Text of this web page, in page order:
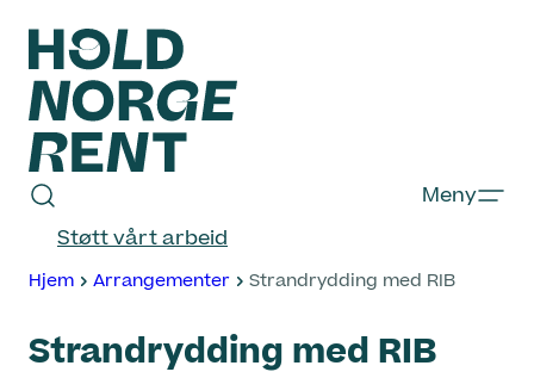
Hopp
innhold
Hold
Norge
Rent
Støtt vårt arbeid
Meny
Hjem Arrangementer Strandrydding med RIB
Strandrydding med RIB